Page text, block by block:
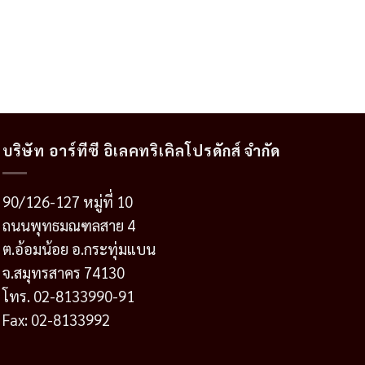
บริษัท อาร์ทีซี อิเลคทริเคิลโปรดักส์ จำกัด
90/126-127 หมู่ที่ 10
ถนนพุทธมณฑลสาย 4
ต.อ้อมน้อย อ.กระทุ่มแบน
จ.สมุทรสาคร 74130
โทร. 02-8133990-91
Fax: 02-8133992